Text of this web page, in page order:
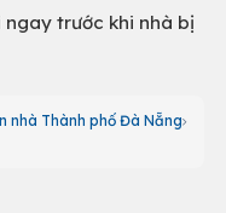
ngay trước khi nhà bị
nhà Thành phố Đà Nẵng